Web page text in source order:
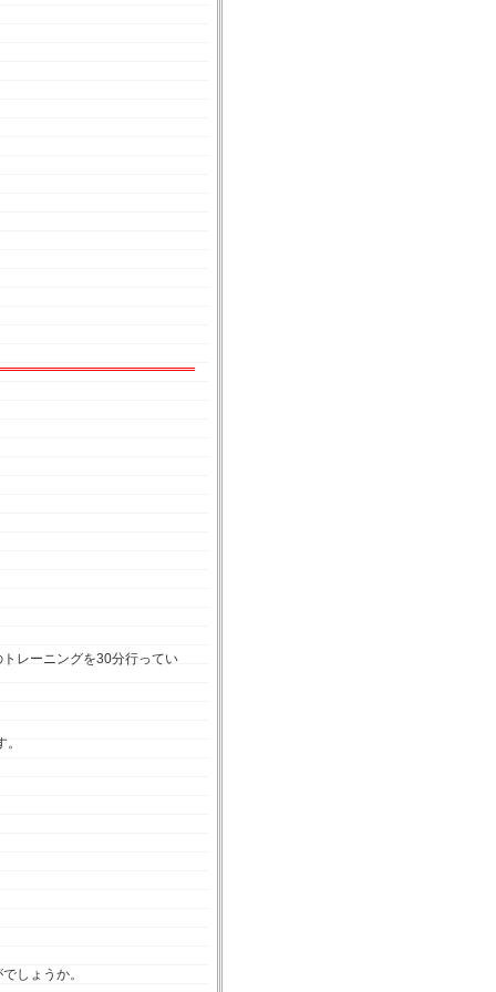
レーニングを30分行ってい
しょうか。